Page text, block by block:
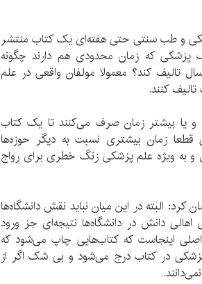
و طب سنتی حتی هفته‌ای یک کتاب منتشر
که زمان محدودی هم دارند چگونه
تالیف کند؟ معمولا مولفان واقعی در علم
کنند.
یا بیشتر زمان صرف می‌کنند تا یک کتاب
زمان بیشتری نسبت به دیگر حوزه‌ها
و به ویژه علم پزشکی زنگ خطری برای رواج
کرد: البته در این میان نباید نقش دانشگاه‌ها
اهالی دانش در دانشگاه‌ها نتیجه‌ای جز ورود
اصلی اینجاست که کتاب‌هایی چاپ می‌شود که
در کتاب درج می‌شود و بی شک اگر از